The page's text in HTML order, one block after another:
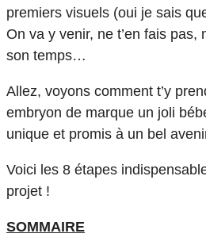
premiers visuels (oui je sais
On va y venir, ne t’en fais pas,
son temps…
Allez, voyons comment t’y
embryon de marque un joli
unique et promis à un bel
Voici les 8 étapes
projet !
SOMMAIRE